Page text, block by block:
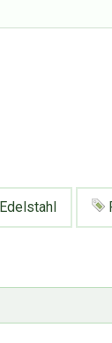
Edelstahl